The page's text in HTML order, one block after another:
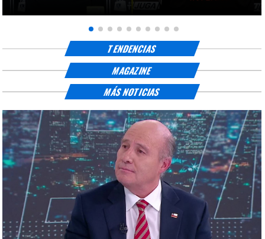
TENDENCIAS
MAGAZINE
MÁS NOTICIAS